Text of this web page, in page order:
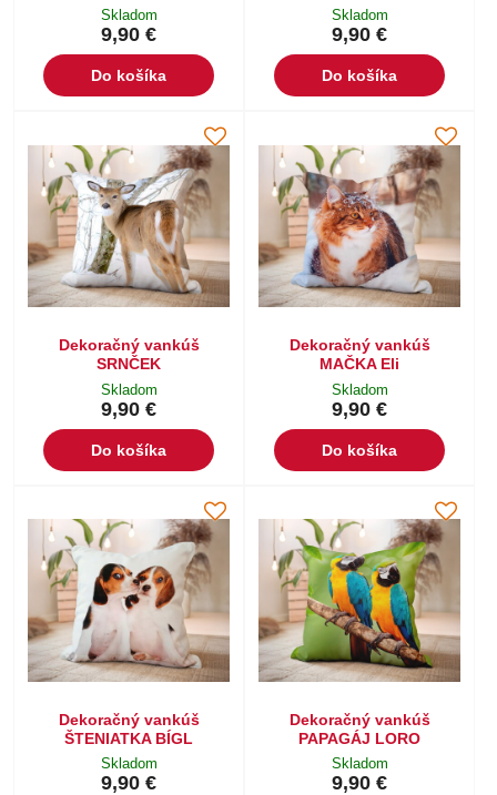
Skladom
9,90 €
Do košíka
Skladom
9,90 €
Do košíka
Dekoračný vankúš
SRNČEK
Skladom
9,90 €
Do košíka
Dekoračný vankúš
MAČKA Eli
Skladom
9,90 €
Do košíka
Dekoračný vankúš
ŠTENIATKA BÍGL
Skladom
9,90 €
Dekoračný vankúš
PAPAGÁJ LORO
Skladom
9,90 €